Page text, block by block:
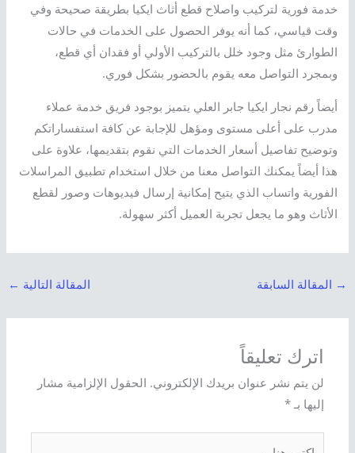
خدمة فورية لتركيب واصلاح قطع أثاث ايكيا بطريقة صحيحة وفي
وقت قياسي، كما أنه يوفر الحصول على الخدمات في حالات
الطوارئ مثل وجود خلل بالتركيب الأولي أو فقدان أي قطع،
وبمجرد التواصل معه يقوم بالحضور بشكل فوري.
أيضاً رقم نجار ايكيا جابر العلي يتميز بوجود فريق خدمة عملاء
مدرب على أعلى مستوى ومؤهل للإجابة عن كافة استفساراتكم
وتوضيح تفاصيل أسعار الخدمات التي نقوم بتقديمها، علاوة على
هذا أيضاً يمكنك التواصل معنا من خلال استخدام تطبيق المراسلات
الفورية واتساب الذي يتيح إمكانية إرسال فيديوهات وصور لقطع
الأثاث وهو ما يجعل تجربة العميل أكثر سهولة.
→ المقالة السابقة المقالة التالية ←
اترك تعليقاً
لن يتم نشر عنوان بريدك الإلكتروني. الحقول الإلزامية مشار
إليها بـ*